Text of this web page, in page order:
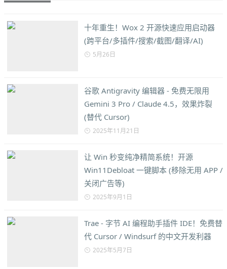
十年重生！Wox 2 开源快速应用启动器
(跨平台/多插件/搜索/截图/翻译/AI)
5月26日
谷歌 Antigravity 编辑器 - 免费无限用
Gemini 3 Pro / Claude 4.5，效果炸裂
(替代 Cursor)
2025年11月21日
让 Win 秒变纯净精简系统！开源
Win11Debloat 一键脚本 (移除无用 APP /
关闭广告等)
2025年9月1日
Trae - 字节 AI 编程助手插件 IDE！免费替
代 Cursor / Windsurf 的中文开发利器
2025年5月7日